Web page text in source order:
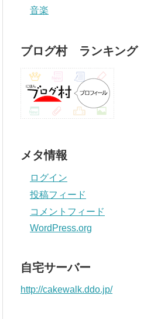
音楽
ブログ村 ランキング
メタ情報
ログイン
投稿フィード
コメントフィード
WordPress.org
自宅サーバー
http://cakewalk.ddo.jp/